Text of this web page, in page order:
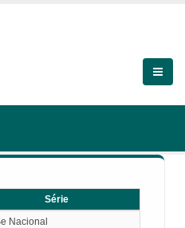
Série
Série
Nacional